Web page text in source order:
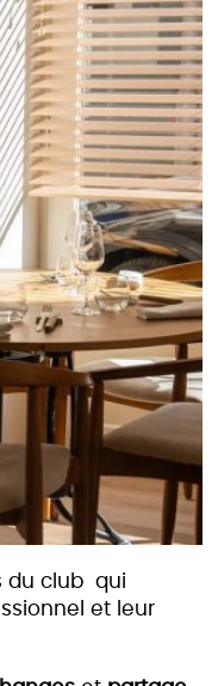
du club qui
et leur